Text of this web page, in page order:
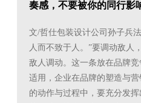
奏感，不要被你的同行影
文/哲仕包装设计公司孙子兵
人而不致于人。”要调动敌人
敌人调动。这一条放在品牌
适用，企业在品牌的塑造与
的动作与过程中，要充分发